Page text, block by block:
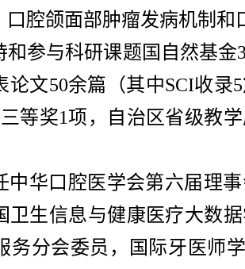
口腔颌面部肿瘤发病机制和
和参与科研课题国自然基金
论文50余篇（其中SCI收
等奖1项，自治区省级教
中华口腔医学会第六届理
卫生信息与健康医疗大数
务分会委员，国际牙医师